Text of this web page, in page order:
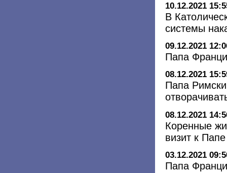
10.12.2021
В
системы
09.12.2021
Папа
08.12.2021
Папа
08.12.2021
Коренные
визит к
03.12.2021
Папа